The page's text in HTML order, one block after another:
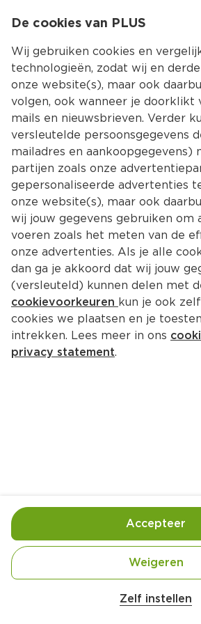
Ingrediënten
De cookies van PLUS
Wij gebruiken cookies en
technologieën, zodat wij en
onze website(s), maar ook
volgen, ook wanneer je doorklikt
mails en nieuwsbrieven. Verder
versleutelde persoonsgegevens
mailadres en aankoopgegevens)
partijen zoals onze
gepersonaliseerde advertenties
onze website(s), maar ook
wij jouw gegevens gebruiken om
voeren zoals het meten van de
onze advertenties. Als je alle
dan ga je akkoord dat wij jouw
(versleuteld) kunnen delen met
cookievoorkeuren kun je ook
cookies we plaatsen en je
intrekken. Lees meer in ons
privacy statement.
Zelf instellen
Weigeren
Accepteer